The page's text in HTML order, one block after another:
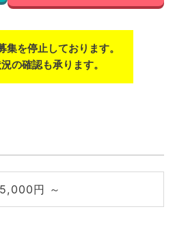
集を停止しております。
の確認も承ります。
円 ～